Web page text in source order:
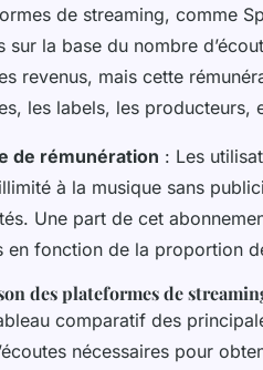
de streaming, comme
sur la base du nombre
revenus, mais cette
les labels, les producteurs,
de rémunération : Les
à la musique sans
Une part de cet
en fonction de la proportion
des plateformes de
comparatif des
nécessaires pour